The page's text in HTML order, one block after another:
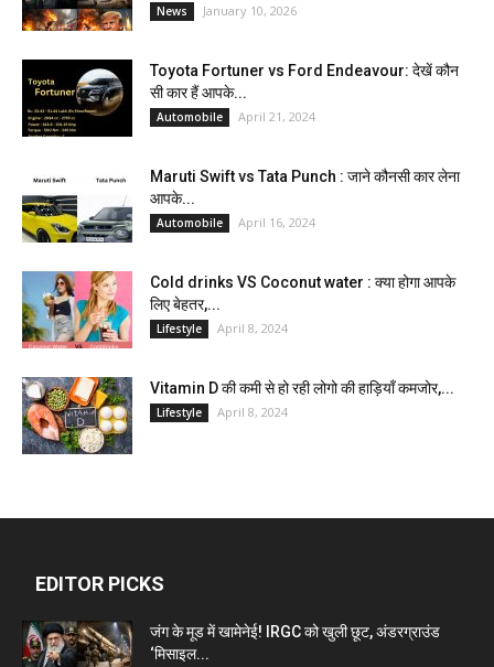
News January 10, 2026
Toyota Fortuner vs Ford Endeavour: देखें कौन
सी कार हैं आपके...
Automobile April 21, 2024
Maruti Swift vs Tata Punch : जाने कौनसी कार लेना
आपके...
Automobile April 16, 2024
Cold drinks VS Coconut water : क्या होगा आपके
लिए बेहतर,...
Lifestyle April 8, 2024
Vitamin D की कमी से हो रही लोगो की हाड़ियाँ कमजोर,...
Lifestyle April 8, 2024
EDITOR PICKS
जंग के मूड में खामेनेई! IRGC को खुली छूट, अंडरग्राउंड
‘मिसाइल...